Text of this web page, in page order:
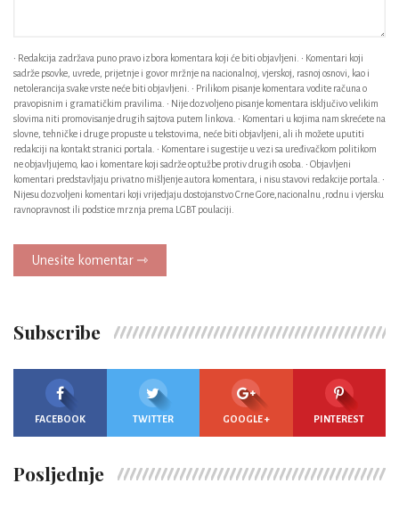
• Redakcija zadržava puno pravo izbora komentara koji će biti objavljeni. • Komentari koji
sadrže psovke, uvrede, prijetnje i govor mržnje na nacionalnoj, vjerskoj, rasnoj osnovi, kao i
netolerancija svake vrste neće biti objavljeni. • Prilikom pisanje komentara vodite računa o
pravopisnim i gramatičkim pravilima. • Nije dozvoljeno pisanje komentara isključivo velikim
slovima niti promovisanje drugih sajtova putem linkova. • Komentari u kojima nam skrećete na
slovne, tehničke i druge propuste u tekstovima, neće biti objavljeni, ali ih možete uputiti
redakciji na kontakt stranici portala. • Komentare i sugestije u vezi sa uređivačkom politikom
ne objavljujemo, kao i komentare koji sadrže optužbe protiv drugih osoba. • Objavljeni
komentari predstavljaju privatno mišljenje autora komentara, i nisu stavovi redakcije portala. •
Nijesu dozvoljeni komentari koji vrijedjaju dostojanstvo Crne Gore,nacionalnu ,rodnu i vjersku
ravnopravnost ili podstice mrznja prema LGBT poulaciji.
Unesite komentar ⇾
Subscribe
FACEBOOK TWITTER GOOGLE + PINTEREST
Posljednje